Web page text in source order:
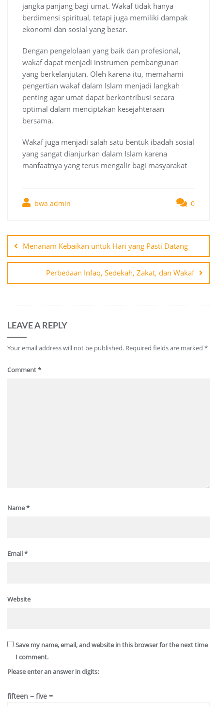
jangka panjang bagi umat. Wakaf tidak hanya
berdimensi spiritual, tetapi juga memiliki dampak
ekonomi dan sosial yang besar.
Dengan pengelolaan yang baik dan profesional,
wakaf dapat menjadi instrumen pembangunan
yang berkelanjutan. Oleh karena itu, memahami
pengertian wakaf dalam Islam menjadi langkah
penting agar umat dapat berkontribusi secara
optimal dalam menciptakan kesejahteraan
bersama.
Wakaf juga menjadi salah satu bentuk ibadah sosial
yang sangat dianjurkan dalam Islam karena
manfaatnya yang terus mengalir bagi masyarakat
bwa admin 0
navigation
Menanam Kebaikan untuk Hari yang Pasti Datang
Perbedaan Infaq, Sedekah, Zakat, dan Wakaf
LEAVE A REPLY
Your email address will not be published. Required fields are marked *
Comment*
Name*
Email*
Website
Save my name, email, and website in this browser for the next time
I comment.
Please enter an answer in digits:
fifteen − five =